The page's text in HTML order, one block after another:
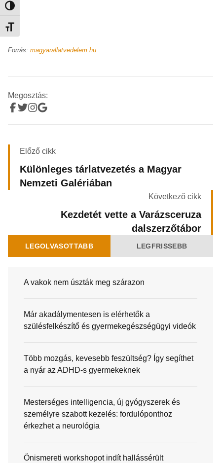
Nagy kontraszt váltása
Betűméret váltása
Forrás: magyarallatvedelem.hu
Megosztás:
Előző cikk
Különleges tárlatvezetés a Magyar
Nemzeti Galériában
Következő cikk
Kezdetét vette a Varázsceruza
dalszerzőtábor
LEGOLVASOTTABB LEGFRISSEBB
A vakok nem úszták meg szárazon
Már akadálymentesen is elérhetők a
szülésfelkészítő és gyermekegészségügyi videók
Több mozgás, kevesebb feszültség? Így segíthet
a nyár az ADHD-s gyermekeknek
Mesterséges intelligencia, új gyógyszerek és
személyre szabott kezelés: fordulóponthoz
érkezhet a neurológia
Önismereti workshopot indít hallássérült